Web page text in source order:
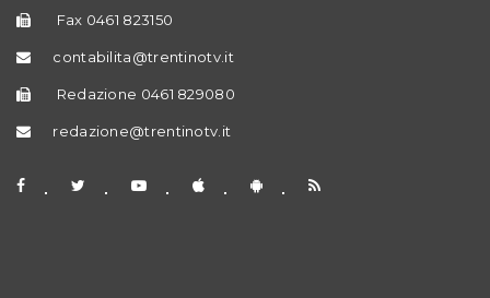
Fax 0461 823150
contabilita@trentinotv.it
Redazione 0461 829080
redazione@trentinotv.it